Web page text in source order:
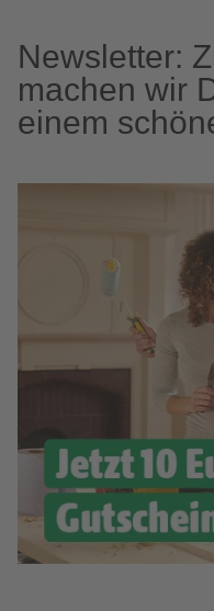
Newsletter:
machen wir
einem